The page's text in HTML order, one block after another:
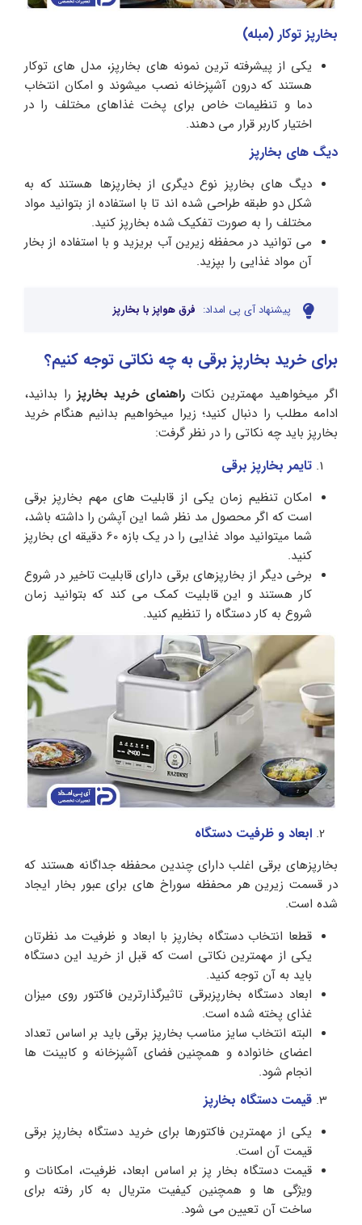
بخارپز توکار (مبله)
یکی از پیشرفته ترین نمونه های بخارپز، مدل های توکار
هستند که درون آشپزخانه نصب میشوند و امکان انتخاب
دما و تنظیمات خاص برای پخت غذاهای مختلف را در
اختیار کاربر قرار می دهند.
دیگ های بخارپز
دیگ های بخارپز نوع دیگری از بخارپزها هستند که به
شکل دو طبقه طراحی شده اند تا با استفاده از بتوانید مواد
مختلف را به صورت تفکیک شده بخارپز کنید.
می توانید در محفظه زیرین آب بریزید و با استفاده از بخار
آن مواد غذایی را بپزید.
پیشنهاد آی پی امداد: فرق هواپز با بخارپز
برای خرید بخارپز برقی به چه نکاتی توجه کنیم؟
اگر میخواهید مهمترین نکات راهنمای خرید بخارپز را بدانید،
ادامه مطلب را دنبال کنید؛ زیرا میخواهیم بدانیم هنگام خرید
بخارپز باید چه نکاتی را در نظر گرفت:
تایمر بخارپز برقی
امکان تنظیم زمان یکی از قابلیت های مهم بخارپز برقی
است که اگر محصول مد نظر شما این آپشن را داشته باشد،
شما میتوانید مواد غذایی را در یک بازه 60 دقیقه ای بخارپز
کنید.
برخی دیگر از بخارپزهای برقی دارای قابلیت تاخیر در شروع
کار هستند و این قابلیت کمک می کند که بتوانید زمان
شروع به کار دستگاه را تنظیم کنید.
ابعاد و ظرفیت دستگاه
بخارپزهای برقی اغلب دارای چندین محفظه جداگانه هستند که
در قسمت زیرین هر محفظه سوراخ های برای عبور بخار ایجاد
شده است.
قطعا انتخاب دستگاه بخارپز با ابعاد و ظرفیت مد نظرتان
یکی از مهمترین نکاتی است که قبل از خرید این دستگاه
باید به آن توجه کنید.
ابعاد دستگاه بخارپزبرقی تاثیرگذارترین فاکتور روی میزان
غذای پخته شده است.
البته انتخاب سایز مناسب بخارپز برقی باید بر اساس تعداد
اعضای خانواده و همچنین فضای آشپزخانه و کابینت ها
انجام شود.
قیمت دستگاه بخارپز
یکی از مهمترین فاکتورها برای خرید دستگاه بخارپز برقی
قیمت آن است.
قیمت دستگاه بخار پز بر اساس ابعاد، ظرفیت، امکانات و
ویژگی ها و همچنین کیفیت متریال به کار رفته برای
ساخت آن تعیین می شود.